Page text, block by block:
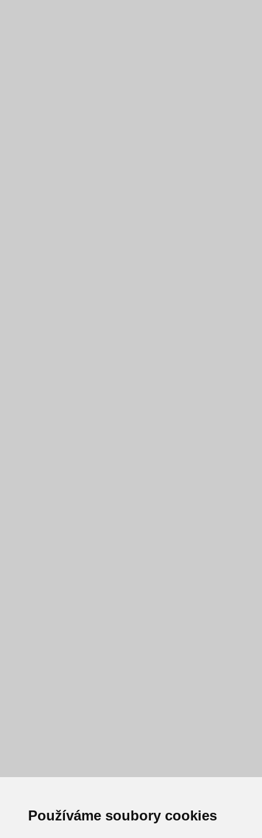
Používáme soubory cookies